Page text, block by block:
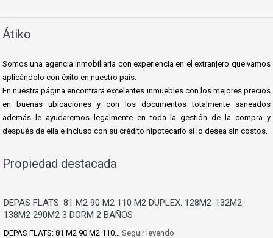
Átiko
Somos una agencia inmobiliaria con experiencia en el extranjero que vamos
aplicándolo con éxito en nuestro país.
En nuestra página encontrara excelentes inmuebles con los mejores precios
en buenas ubicaciones y con los documentos totalmente saneados
además le ayudaremos legalmente en toda la gestión de la compra y
después de ella e incluso con su crédito hipotecario si lo desea sin costos.
Propiedad destacada
DEPAS FLATS: 81 M2 90 M2 110 M2 DUPLEX: 128M2-132M2-
138M2 290M2 3 DORM 2 BAÑOS
DEPAS FLATS: 81 M2 90 M2 110… Seguir leyendo